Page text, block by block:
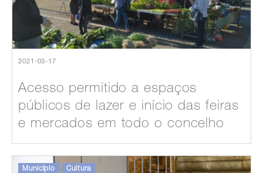
2021-03-17
Acesso permitido a espaços
públicos de lazer e início das feiras
e mercados em todo o concelho
Município Cultura